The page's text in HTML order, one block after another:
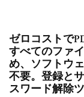
ゼロコストで
すべてのファ
め、ソフトウ
不要。登録と
スワード解除